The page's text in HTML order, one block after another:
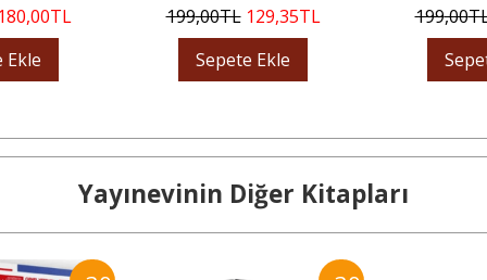
180,00TL
Ekle
199,00TL 129,35TL
Sepete Ekle
199,00
Yayınevinin Diğer Kitapları